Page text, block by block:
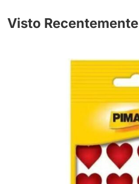
Visto Recentemente